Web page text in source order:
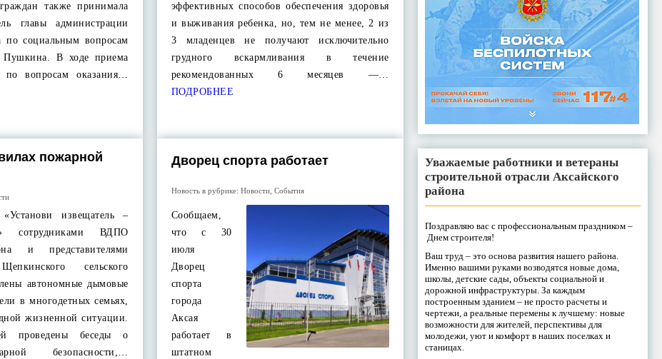
также принимала
главы администрации
по социальным вопросам
Пушкина. В ходе приема
по вопросам оказания…
эффективных способов обеспечения здоровья
и выживания ребенка, но, тем не менее, 2 из
3 младенцев не получают исключительно
грудного вскармливания в течение
рекомендованных 6 месяцев —…
ПОДРОБНЕЕ
пожарной
извещатель –
сотрудниками ВДПО
и представителями
сельского
автономные дымовые
в многодетных семьях,
жизненной ситуации.
проведены беседы о
безопасности,…
Дворец спорта работает
Новость в рубрике: Новости, События
Сообщаем,
что с 30
июля
Дворец
спорта
города
Аксая
работает в
штатном
Уважаемые работники и ветераны
строительной отрасли Аксайского
района
Поздравляю вас с профессиональным праздником –
Днем строителя!
Ваш труд – это основа развития нашего района.
Именно вашими руками возводятся новые дома,
школы, детские сады, объекты социальной и
дорожной инфраструктуры. За каждым
построенным зданием – не просто расчеты и
чертежи, а реальные перемены к лучшему: новые
возможности для жителей, перспективы для
молодежи, уют и комфорт в наших поселках и
станицах.